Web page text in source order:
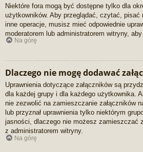
Niektóre fora mogą być dostępne tylko dla
użytkowników. Aby przeglądać, czytać, pisać
inne operacje, musisz mieć odpowiednie
moderatorem lub administratorem witryny, aby
Na górę
Dlaczego nie mogę dodawać
Uprawnienia dotyczące załączników są
dla każdej grupy i dla każdego użytkownika.
nie zezwolić na zamieszczanie załączników
lub przyznał uprawnienia tylko niektórym
jasności, dlaczego nie możesz zamieszczać
z administratorem witryny.
Na górę